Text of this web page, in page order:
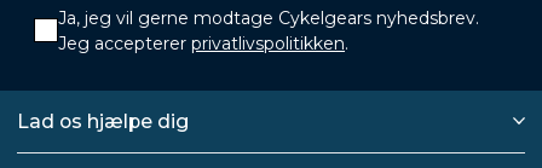
Ja, jeg vil gerne modtage Cykelgears nyhedsbrev.
Jeg accepterer privatlivspolitikken.
Lad os hjælpe dig